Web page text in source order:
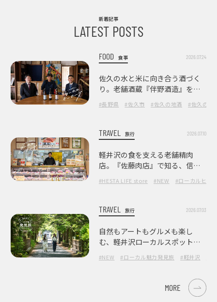
新着記事
LATEST POSTS
FOOD 食事 2026.07.24
佐久の水と米に向き合う酒づく
り。老舗酒蔵『伴野酒造』を訪
#長野県 #佐久市 #佐久の地酒 #佐久の酒
TRAVEL 旅行 2026.07.10
軽井沢の食を支える老舗精肉
店。『佐藤肉店』で知る、信州
#HESTA LIFE store #NEW #ローカルヒー
TRAVEL 旅行 2026.07.03
自然もアートもグルメも楽し
む、軽井沢ローカルスポット巡
#NEW #ローカル魅力発見旅 #軽井沢
MORE